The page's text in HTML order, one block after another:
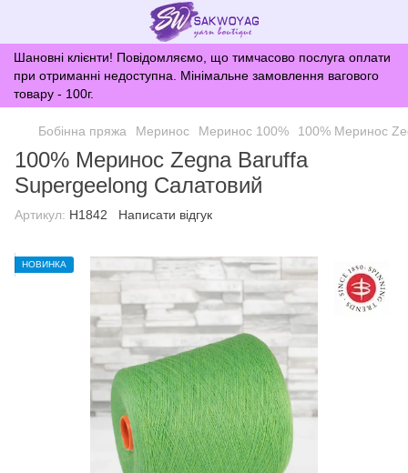
Шановні клієнти! Повідомляємо, що тимчасово послуга оплати
при отриманні недоступна. Мінімальне замовлення вагового
товару - 100г.
Бобінна пряжа Меринос Меринос 100% 100% Меринос
100% Меринос Zegna Baruffa
Supergeelong Салатовий
Артикул: H1842 Написати відгук
НОВИНКА